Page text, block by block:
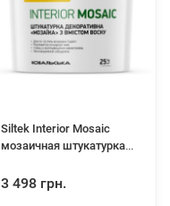
Siltek Interior Mosaic
мозаичная штукатурка
3 498 грн.